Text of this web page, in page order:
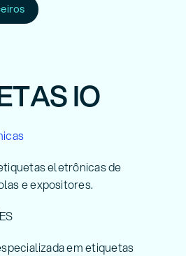
IO
eletrônicas de
e expositores.
em etiquetas